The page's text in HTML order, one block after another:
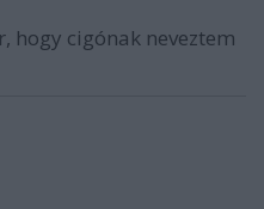
hogy cigónak neveztem